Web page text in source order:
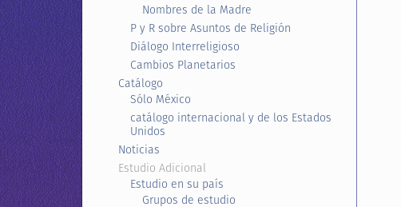
Nombres de la Madre
P y R sobre Asuntos de Religión
Diálogo Interreligioso
Cambios Planetarios
Catálogo
Sólo México
catálogo internacional y de los Estados
Unidos
Noticias
Estudio Adicional
Estudio en su país
Grupos de estudio